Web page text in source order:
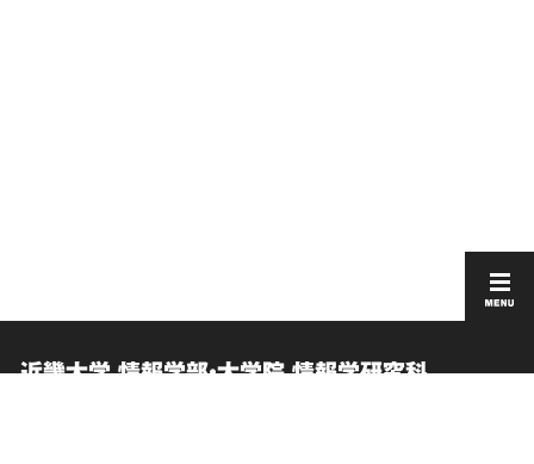
近畿大学 情報学部・大学院 情報学研究科